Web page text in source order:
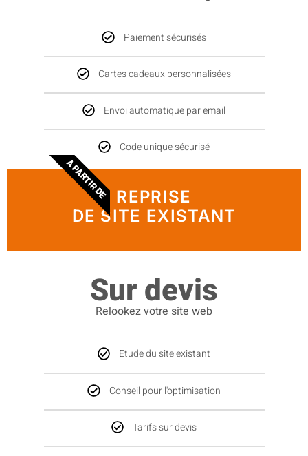
Paiement sécurisés
Cartes cadeaux personnalisées
Envoi automatique par email
Code unique sécurisé
A PARTIR DE REPRISE
DE SITE EXISTANT
Sur devis
Relookez votre site web
Etude du site existant
Conseil pour l'optimisation
Tarifs sur devis